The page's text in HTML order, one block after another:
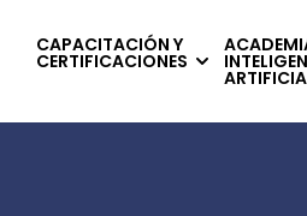
CAPACITACIÓN Y
CERTIFICACIONES